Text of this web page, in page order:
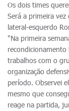
Os dois times
Será a primeira
lateral-esquerdo
"Na primeira
trabalhos com o
organização
período. Observei
mesmo que
reage na partida,